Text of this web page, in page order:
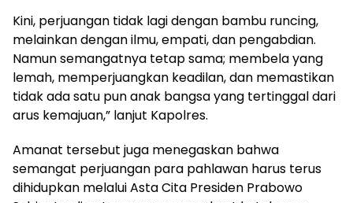
Kini, perjuangan tidak lagi dengan bambu runcing,
melainkan dengan ilmu, empati, dan pengabdian.
Namun semangatnya tetap sama; membela yang
lemah, memperjuangkan keadilan, dan memastikan
tidak ada satu pun anak bangsa yang tertinggal dari
arus kemajuan,” lanjut Kapolres.
Amanat tersebut juga menegaskan bahwa
semangat perjuangan para pahlawan harus terus
dihidupkan melalui Asta Cita Presiden Prabowo